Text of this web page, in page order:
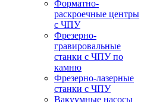
Форматно-
раскроечные центры
с ЧПУ
Фрезерно-
гравировальные
станки с ЧПУ по
камню
Фрезерно-лазерные
станки с ЧПУ
Вакуумные насосы